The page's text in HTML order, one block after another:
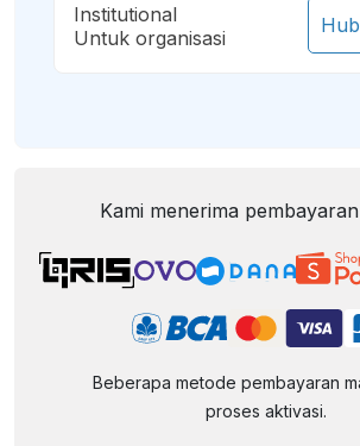
Institutional
Untuk organisasi
Kami menerima
Beberapa metode pembayaran
proses aktivasi.